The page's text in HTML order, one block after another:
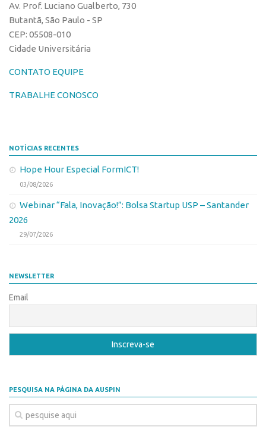
Av. Prof. Luciano Gualberto, 730
Butantã, São Paulo - SP
CEP: 05508-010
Cidade Universitária
CONTATO EQUIPE
TRABALHE CONOSCO
NOTÍCIAS RECENTES
Hope Hour Especial FormICT!
03/08/2026
Webinar “Fala, Inovação!”: Bolsa Startup USP – Santander
2026
29/07/2026
NEWSLETTER
Email
PESQUISA NA PÁGINA DA AUSPIN